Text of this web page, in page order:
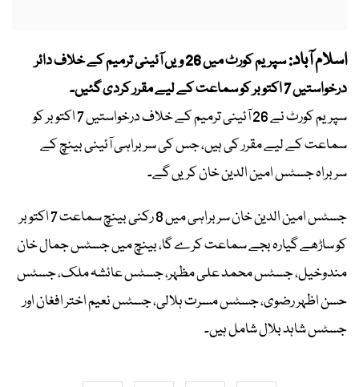
اسلام آباد:
سپریم کورٹ میں 26 ویں آئینی ترمیم کے خلاف دائر
درخواستیں 7 اکتوبر کو سماعت کے لیے مقرر کردی گئیں۔
سپریم کورٹ نے 26 آئینی ترمیم کے خلاف درخواستیں 7 اکتوبر کو
سماعت کے لیے مقرر کی ہیں، جس کی سربراہی آئینی بینچ کے
سربراہ جسٹس امین الدین خان کریں گے۔
جسٹس امین الدین خان سربراہی میں 8 رکنی بینچ سماعت 7 اکتوبر
کو ساڑھے گیارہ بجے سماعت کرے گا، بینچ میں جسٹس جمال خان
مندوخیل، جسٹس محمد علی مظہر، جسٹس عائشہ ملک، جسٹس
حسن اظہر رضوی، جسٹس مسرت ہلالی، جسٹس نعیم اختر افغان اور
جسٹس شاہد بلال شامل ہیں۔